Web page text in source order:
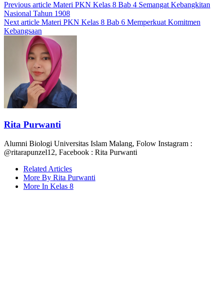
Previous article Materi PKN Kelas 8 Bab 4 Semangat Kebangkitan
Nasional Tahun 1908
Next article Materi PKN Kelas 8 Bab 6 Memperkuat Komitmen
Kebangsaan
Rita Purwanti
Alumni Biologi Universitas Islam Malang, Folow Instagram :
@ritarapunzel12, Facebook : Rita Purwanti
Related Articles
More By Rita Purwanti
More In Kelas 8